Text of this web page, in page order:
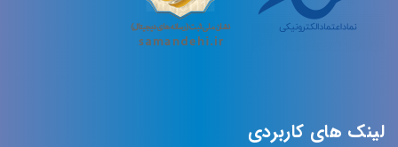
لینک های کاربردی